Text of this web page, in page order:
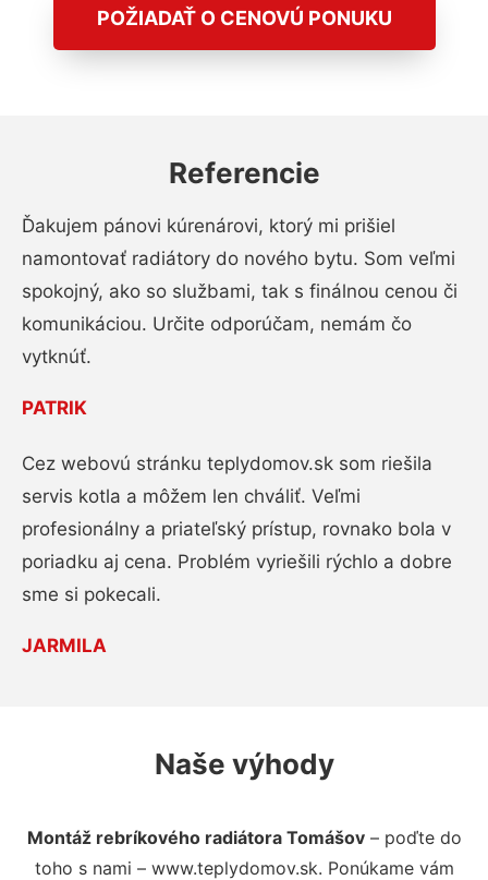
POŽIADAŤ O CENOVÚ PONUKU
Referencie
Ďakujem pánovi kúrenárovi, ktorý mi prišiel
namontovať radiátory do nového bytu. Som veľmi
spokojný, ako so službami, tak s finálnou cenou či
komunikáciou. Určite odporúčam, nemám čo
vytknúť.
PATRIK
Cez webovú stránku teplydomov.sk som riešila
servis kotla a môžem len chváliť. Veľmi
profesionálny a priateľský prístup, rovnako bola v
poriadku aj cena. Problém vyriešili rýchlo a dobre
sme si pokecali.
JARMILA
Naše výhody
Montáž rebríkového radiátora Tomášov– poďte do
toho s nami – www.teplydomov.sk. Ponúkame vám